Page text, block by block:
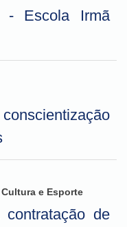
- Escola Irmã
e Esporte
contratação de